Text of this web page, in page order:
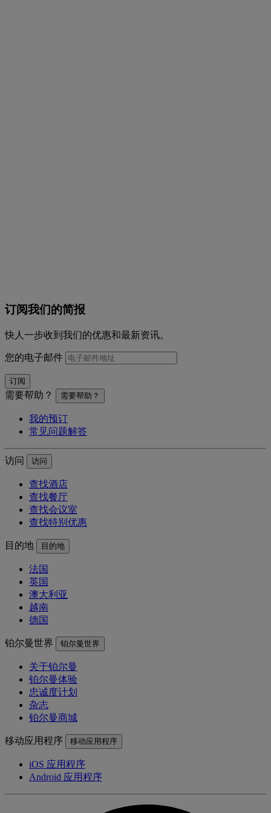
订阅我们的简报
快人一步收到我们的优惠和最新资讯。
您的电子邮件
订阅
需要帮助？ 需要帮助？
我的预订
常见问题解答
访问 访问
查找酒店
查找餐厅
查找会议室
查找特别优惠
目的地 目的地
法国
英国
澳大利亚
越南
德国
铂尔曼世界 铂尔曼世界
关于铂尔曼
铂尔曼体验
忠诚度计划
杂志
铂尔曼商城
移动应用程序 移动应用程序
iOS 应用程序
Android 应用程序